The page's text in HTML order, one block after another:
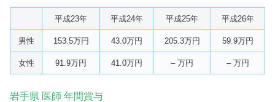
平成23年 平成24年 平成25年 平成26年
男性 153.5万円 43.0万円 205.3万円 59.9万円
女性 91.9万円 41.0万円 – 万円 – 万円
岩手県 医師 年間賞与